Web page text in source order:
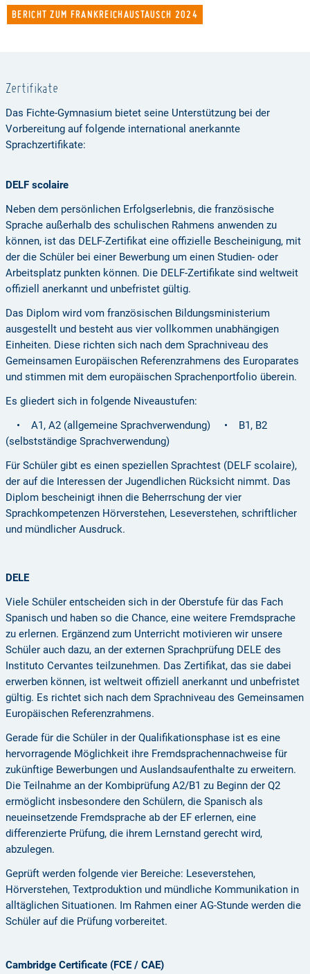
BERICHT ZUM FRANKREICHAUSTAUSCH 2024
Zertifikate
Das Fichte-Gymnasium bietet seine Unterstützung bei der
Vorbereitung auf folgende international anerkannte
Sprachzertifikate:
DELF scolaire
Neben dem persönlichen Erfolgserlebnis, die französische
Sprache außerhalb des schulischen Rahmens anwenden zu
können, ist das DELF-Zertifikat eine offizielle Bescheinigung, mit
der die Schüler bei einer Bewerbung um einen Studien- oder
Arbeitsplatz punkten können. Die DELF-Zertifikate sind weltweit
offiziell anerkannt und unbefristet gültig.
Das Diplom wird vom französischen Bildungsministerium
ausgestellt und besteht aus vier vollkommen unabhängigen
Einheiten. Diese richten sich nach dem Sprachniveau des
Gemeinsamen Europäischen Referenzrahmens des Europarates
und stimmen mit dem europäischen Sprachenportfolio überein.
Es gliedert sich in folgende Niveaustufen:
• A1, A2 (allgemeine Sprachverwendung) • B1, B2
(selbstständige Sprachverwendung)
Für Schüler gibt es einen speziellen Sprachtest (DELF scolaire),
der auf die Interessen der Jugendlichen Rücksicht nimmt. Das
Diplom bescheinigt ihnen die Beherrschung der vier
Sprachkompetenzen Hörverstehen, Leseverstehen, schriftlicher
und mündlicher Ausdruck.
DELE
Viele Schüler entscheiden sich in der Oberstufe für das Fach
Spanisch und haben so die Chance, eine weitere Fremdsprache
zu erlernen. Ergänzend zum Unterricht motivieren wir unsere
Schüler auch dazu, an der externen Sprachprüfung DELE des
Instituto Cervantes teilzunehmen. Das Zertifikat, das sie dabei
erwerben können, ist weltweit offiziell anerkannt und unbefristet
gültig. Es richtet sich nach dem Sprachniveau des Gemeinsamen
Europäischen Referenzrahmens.
Gerade für die Schüler in der Qualifikationsphase ist es eine
hervorragende Möglichkeit ihre Fremdsprachennachweise für
zukünftige Bewerbungen und Auslandsaufenthalte zu erweitern.
Die Teilnahme an der Kombiprüfung A2/B1 zu Beginn der Q2
ermöglicht insbesondere den Schülern, die Spanisch als
neueinsetzende Fremdsprache ab der EF erlernen, eine
differenzierte Prüfung, die ihrem Lernstand gerecht wird,
abzulegen.
Geprüft werden folgende vier Bereiche: Leseverstehen,
Hörverstehen, Textproduktion und mündliche Kommunikation in
alltäglichen Situationen. Im Rahmen einer AG-Stunde werden die
Schüler auf die Prüfung vorbereitet.
Cambridge Certificate (FCE / CAE)